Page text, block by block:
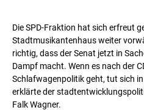
Die SPD-Fraktion hat sich erfreut
Stadtmusikantenhaus weiter
richtig, dass der Senat jetzt in
Dampf macht. Wenn es nach der
Schlafwagenpolitik geht, tut sich
erklärte der
Falk Wagner.